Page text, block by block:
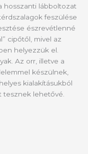
hosszanti lábboltozat
feszülése
észrevétlenné
cipőtől, mivel az
helyezzük el.
Az orr, illetve a
készülnek,
kialakításukból
tesznek lehetővé.